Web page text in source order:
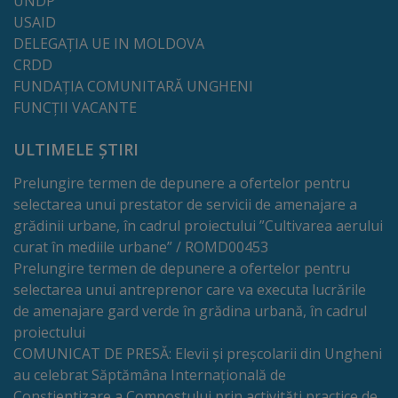
Dispoziții
Regulamente
Rapoarte
Consultări
publice
Achiziții
publice
Rezultate/Atribuiri
Planuri/
USAID
DELEGAȚIA UE IN MOLDOVA
CRDD
FUNDAȚIA COMUNITARĂ UNGHENI
FUNCȚII VACANTE
ULTIMELE ȘTIRI
Prelungire termen de depunere a ofertelor pentru
selectarea unui prestator de servicii de amenajare a
grădinii urbane, în cadrul proiectului ”Cultivarea aerului
curat în mediile urbane” / ROMD00453
Prelungire termen de depunere a ofertelor pentru
selectarea unui antreprenor care va executa lucrările
de amenajare gard verde în grădina urbană, în cadrul
proiectului
COMUNICAT DE PRESĂ: Elevii și preșcolarii din Ungheni
au celebrat Săptămâna Internațională de